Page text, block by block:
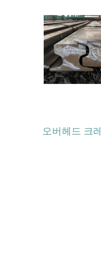
오버헤드 크